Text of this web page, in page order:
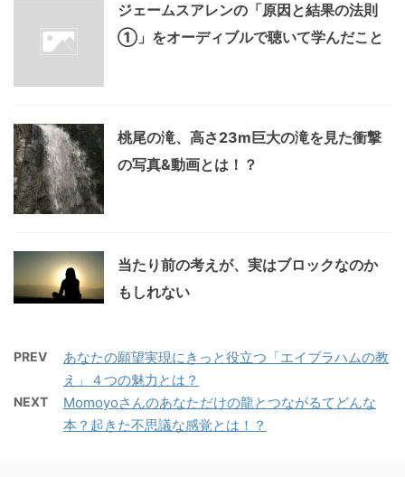
ジェームスアレンの「原因と結果の法則
①」をオーディブルで聴いて学んだこと
桃尾の滝、高さ23m巨大の滝を見た衝撃
の写真&動画とは！？
当たり前の考えが、実はブロックなのか
もしれない
PREV
あなたの願望実現にきっと役立つ「エイブラハムの教
え」４つの魅力とは？
NEXT
Momoyoさんのあなただけの龍とつながるてどんな
本？起きた不思議な感覚とは！？